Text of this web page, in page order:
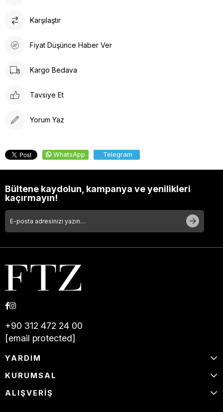
Karşılaştır
Fiyat Düşünce Haber Ver
Kargo Bedava
Tavsiye Et
Yorum Yaz
WhatsApp Telegram
Bültene kaydolun, kampanya ve yenilikleri
kaçırmayın!
+90 312 472 24 00
[email protected]
YARDIM
KURUMSAL
ALIŞVERİŞ